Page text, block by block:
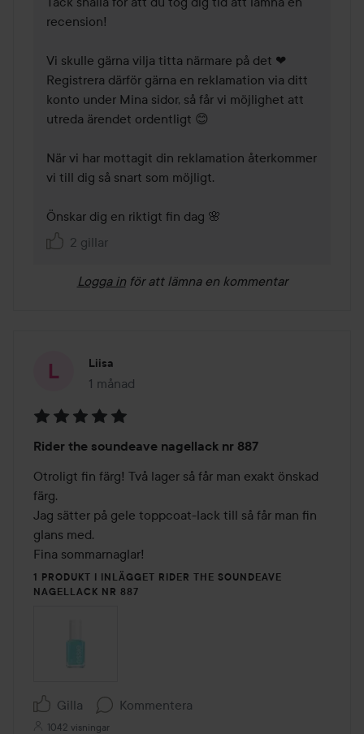
recension!
Vi skulle gärna vilja titta närmare på det ❤
Registrera därför gärna en reklamation via ditt
konto under Mina sidor, så får vi möjlighet att
utreda ärendet ordentligt 😊
När vi har mottagit din reklamation återkommer
vi till dig så snart som möjligt.
Önskar dig en riktigt fin dag 🌸
2 gillar
Logga in för att lämna en kommentar
Liisa
1 månad
Inlägget skapades 1 månad
5
av
5
Rider the soundeave nagellack nr 887
Otroligt fin färg! Två lager så får man exakt önskad
färg.
Jag sätter på gele toppcoat-lack till så får man fin
glans med.
Fina sommarnaglar!
1 PRODUKT I INLÄGGET RIDER THE SOUNDEAVE
NAGELLACK NR 887
Gilla Kommentera
1042 visningar